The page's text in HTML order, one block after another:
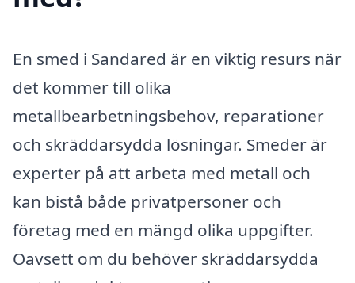
En smed i Sandared är en viktig resurs när
det kommer till olika
metallbearbetningsbehov, reparationer
och skräddarsydda lösningar. Smeder är
experter på att arbeta med metall och
kan bistå både privatpersoner och
företag med en mängd olika uppgifter.
Oavsett om du behöver skräddarsydda